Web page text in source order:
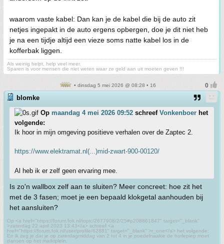
waarom vaste kabel: Dan kan je de kabel die bij de auto zit
netjes ingepakt in de auto ergens opbergen, doe je dit niet heb
je na een tijdje altijd een vieze soms natte kabel los in de
kofferbak liggen.
Als weinig helpt, help veel meer.
Sparen is voor mensen die niet weten waar ze geld aan uit moeten geven !!!
• dinsdag 5 mei 2026 @ 08:28 • 16
blomke
Op maandag 4 mei 2026 09:52 schreef Vonkenboer het
volgende:
Ik hoor in mijn omgeving positieve verhalen over de Zaptec 2.
https://www.elektramat.nl(...)mid-zwart-900-00120/
Al heb ik er zelf geen ervaring mee.
Is zo'n wallbox zelf aan te sluiten? Meer concreet: hoe zit het
met de 3 fasen; moet je een bepaald klokgetal aanhouden bij
het aansluiten?
Op <a href="https://forum.fok.nl/topic/2677908/2/25#p208861847" target="_blank"
>zaterdag 22 april 2023 13:43</a> schreef <a
href="https://forum.fok.nl/user/profile/62881" target="_blank" >r_one</a> het volgende:
En ik zeg je dat je op zaterdagmiddag van 2 tot 4 in je poedelnaakie de horlepiep moet
dansen op het marktplein.